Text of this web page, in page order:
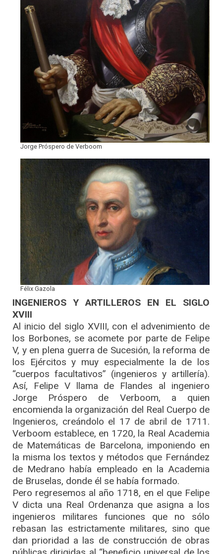
Jorge Próspero de Verboom
Félix Gazola
INGENIEROS Y ARTILLEROS EN EL SIGLO
XVIII
Al inicio del siglo XVIII, con el advenimiento de
los Borbones, se acomete por parte de Felipe
V, y en plena guerra de Sucesión, la reforma de
los Ejércitos y muy especialmente la de los
“cuerpos facultativos” (ingenieros y artillería).
Así, Felipe V llama de Flandes al ingeniero
Jorge Próspero de Verboom, a quien
encomienda la organización del Real Cuerpo de
Ingenieros, creándolo el 17 de abril de 1711.
Verboom establece, en 1720, la Real Academia
de Matemáticas de Barcelona, imponiendo en
la misma los textos y métodos que Fernández
de Medrano había empleado en la Academia
de Bruselas, donde él se había formado.
Pero regresemos al año 1718, en el que Felipe
V dicta una Real Ordenanza que asigna a los
ingenieros militares funciones que no sólo
rebasan las estrictamente militares, sino que
dan prioridad a las de construcción de obras